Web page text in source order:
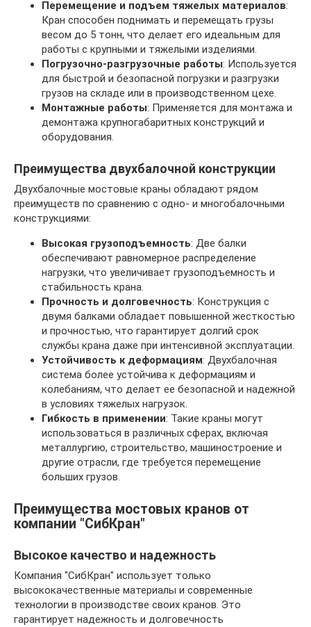
Перемещение и подъем тяжелых материалов:
Кран способен поднимать и перемещать грузы
весом до 5 тонн, что делает его идеальным для
работы с крупными и тяжелыми изделиями.
Погрузочно-разгрузочные работы: Используется
для быстрой и безопасной погрузки и разгрузки
грузов на складе или в производственном цехе.
Монтажные работы: Применяется для монтажа и
демонтажа крупногабаритных конструкций и
оборудования.
Преимущества двухбалочной конструкции
Двухбалочные мостовые краны обладают рядом
преимуществ по сравнению с одно- и многобалочными
конструкциями:
Высокая грузоподъемность: Две балки
обеспечивают равномерное распределение
нагрузки, что увеличивает грузоподъемность и
стабильность крана.
Прочность и долговечность: Конструкция с
двумя балками обладает повышенной жесткостью
и прочностью, что гарантирует долгий срок
службы крана даже при интенсивной эксплуатации.
Устойчивость к деформациям: Двухбалочная
система более устойчива к деформациям и
колебаниям, что делает ее безопасной и надежной
в условиях тяжелых нагрузок.
Гибкость в применении: Такие краны могут
использоваться в различных сферах, включая
металлургию, строительство, машиностроение и
другие отрасли, где требуется перемещение
больших грузов.
Преимущества мостовых кранов от
компании "СибКран"
Высокое качество и надежность
Компания "СибКран" использует только
высококачественные материалы и современные
технологии в производстве своих кранов. Это
гарантирует надежность и долговечность